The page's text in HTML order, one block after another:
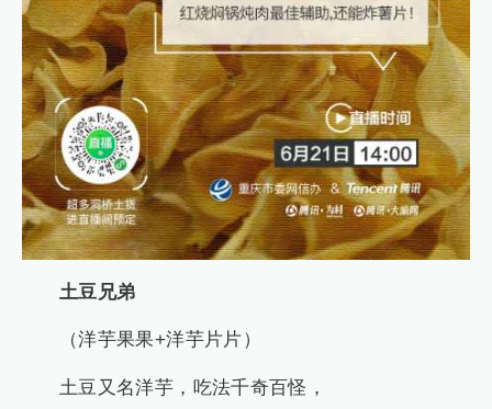
土豆兄弟
（洋芋果果+洋芋片片）
土豆又名洋芋，吃法千奇百怪，